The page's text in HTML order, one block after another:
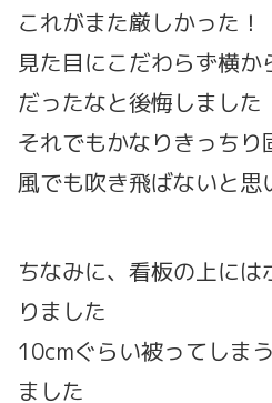
これがまた厳しかった！
見た目にこだわらず横
だったなと後悔しました
それでもかなりきっちり
風でも吹き飛ばないと思
ちなみに、看板の上には
りました
10cmぐらい被ってしま
ました